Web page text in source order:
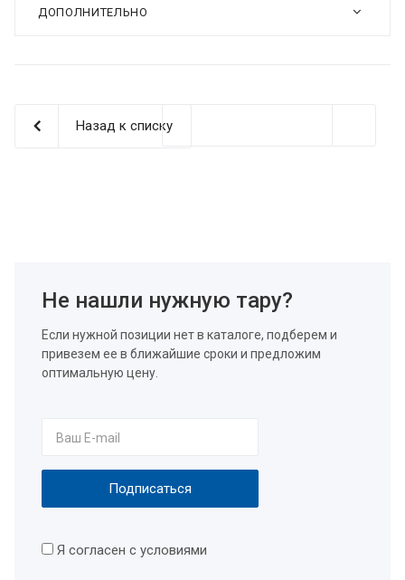
ДОПОЛНИТЕЛЬНО
Назад к списку
Не нашли нужную тару?
Если нужной позиции нет в каталоге, подберем и
привезем ее в ближайшие сроки и предложим
оптимальную цену.
Я согласен с условиями